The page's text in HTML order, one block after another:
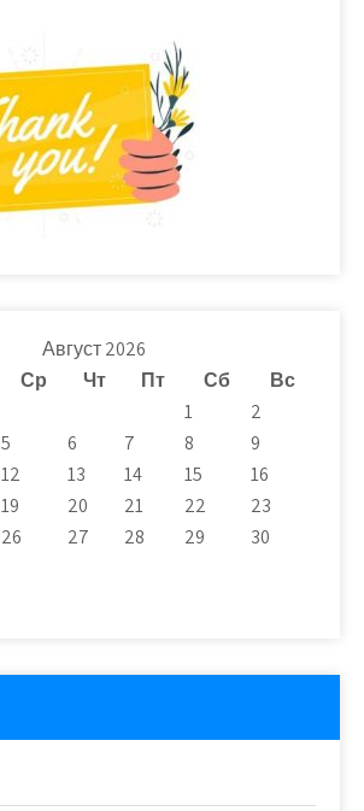
Август 2026
Ср Чт Пт Сб
Вс
1
2
5 6 7 8
9
12 13 14 15
16
19 20 21 22
23
26 27 28 29
30